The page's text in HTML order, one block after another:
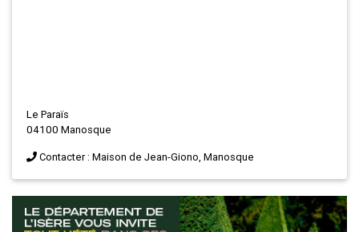
Le Paraïs
04100 Manosque
Contacter : Maison de Jean-Giono, Manosque